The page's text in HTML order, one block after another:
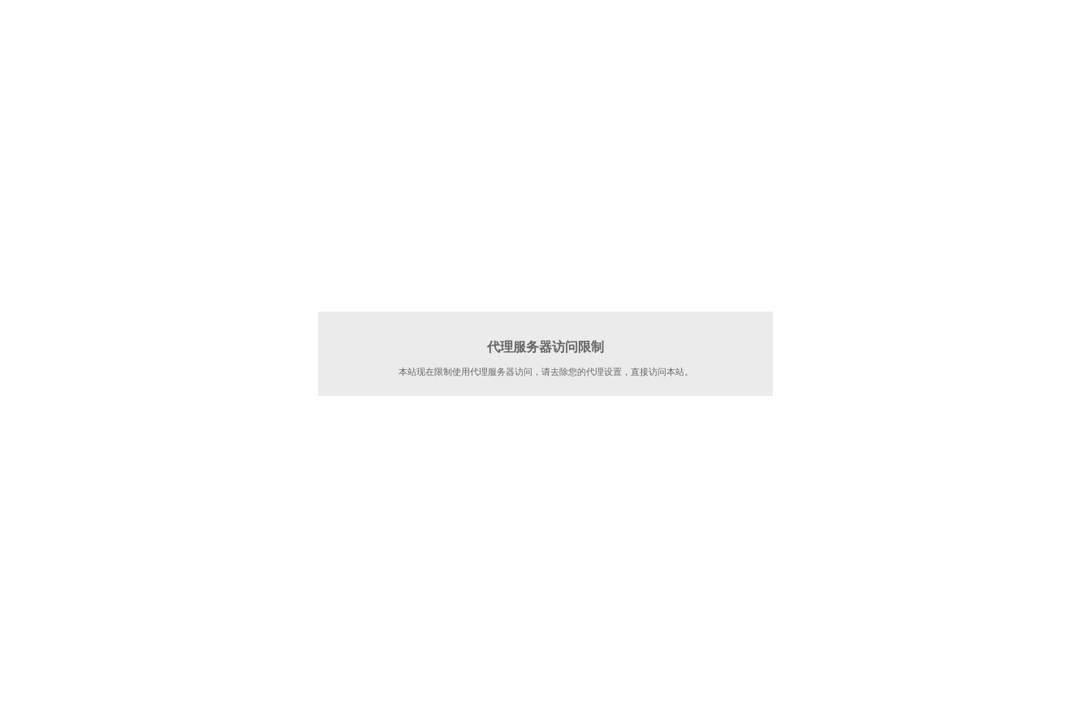
代理服务器访问限制
本站现在限制使用代理服务器访问，请去除您的代理设置，直接访问本站。